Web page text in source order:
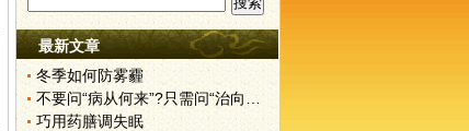
最新文章
冬季如何防雾霾
不要问“病从何来”?只需问“治向何去”?
巧用药膳调失眠